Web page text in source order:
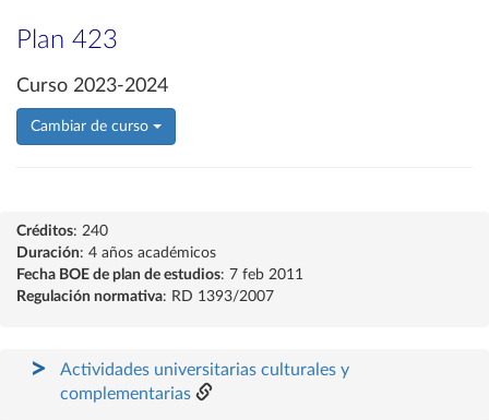
Plan 423
Curso 2023-2024
Cambiar de curso
Créditos: 240
Duración: 4 años académicos
Fecha BOE de plan de estudios: 7 feb 2011
Regulación normativa: RD 1393/2007
Actividades universitarias culturales y
complementarias